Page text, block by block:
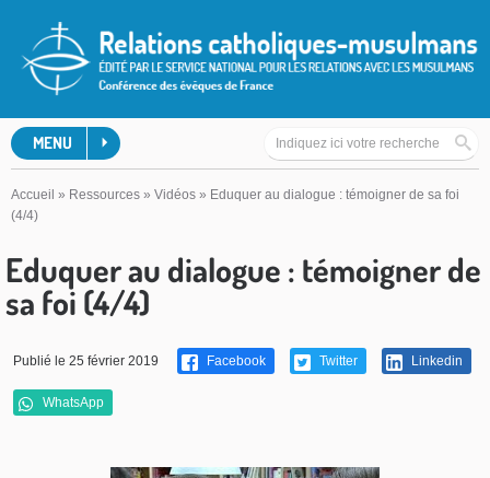
MENU
Accueil » Ressources » Vidéos » Eduquer au dialogue : témoigner de sa foi
(4/4)
Eduquer au dialogue : témoigner de
sa foi (4/4)
Publié le 25 février 2019 Facebook Twitter Linkedin
WhatsApp